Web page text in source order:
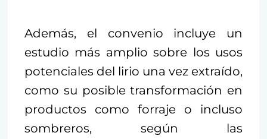
Además, el convenio incluye un
estudio más amplio sobre los usos
potenciales del lirio una vez extraído,
como su posible transformación en
productos como forraje o incluso
sombreros, según las